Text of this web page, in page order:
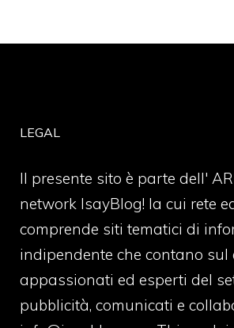
LEGAL
Il presente sito è parte dell'
network IsayBlog! la cui rete
comprende siti tematici di
indipendente che contano sul
appassionati ed esperti del
pubblicità, comunicati e